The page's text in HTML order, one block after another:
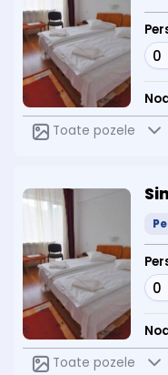
Toate pozele
Toate pozele